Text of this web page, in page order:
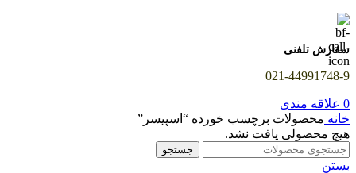
سفارش تلفنی
021-44991748-9
0 علاقه مندی
خانه محصولات برچسب خورده “اسپیسر”
هیچ محصولی یافت نشد.
جستجو
بستن